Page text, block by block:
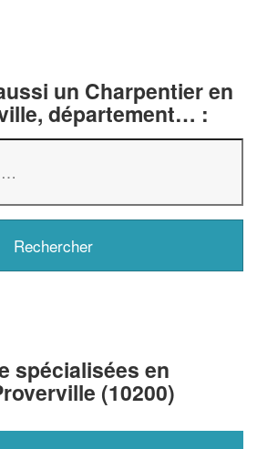
un Charpentier en
département… :
spécialisées en
(10200)
Augmentez votrechiffre
vosmargestout en gagnant de
nouveaux clients!